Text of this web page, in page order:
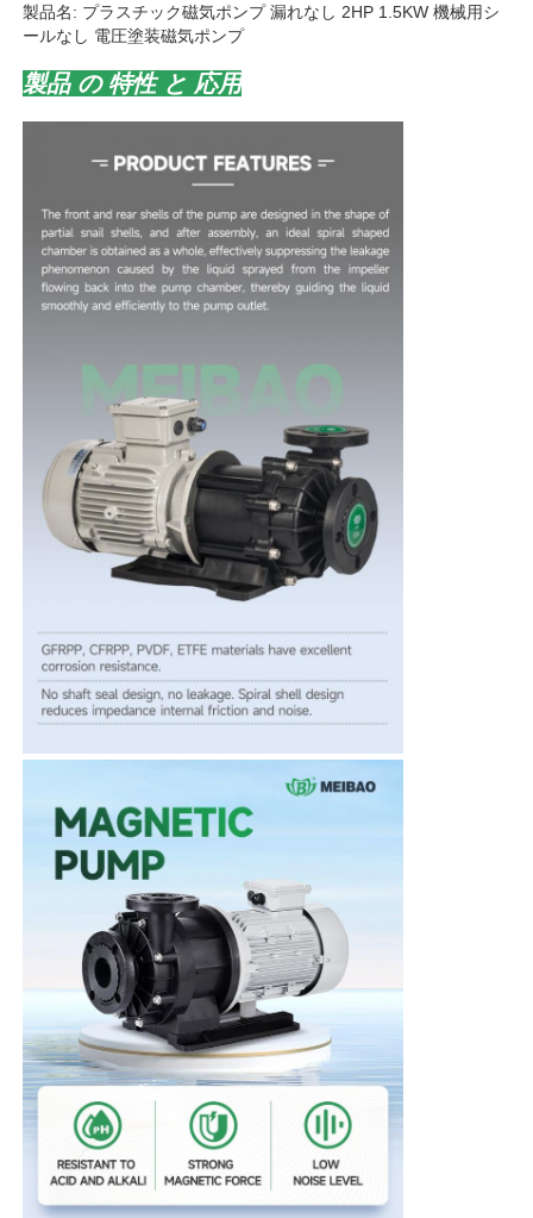
ホーム
ビデオ
企業情報
会社案内
お問い合わせ
ニュース
すべての場合
見積依頼
製品名: プラスチック磁気ポンプ 漏れなし 2HP 1.5KW 機械用シ
ールなし 電圧塗装磁気ポンプ
製品 の 特性 と 応用